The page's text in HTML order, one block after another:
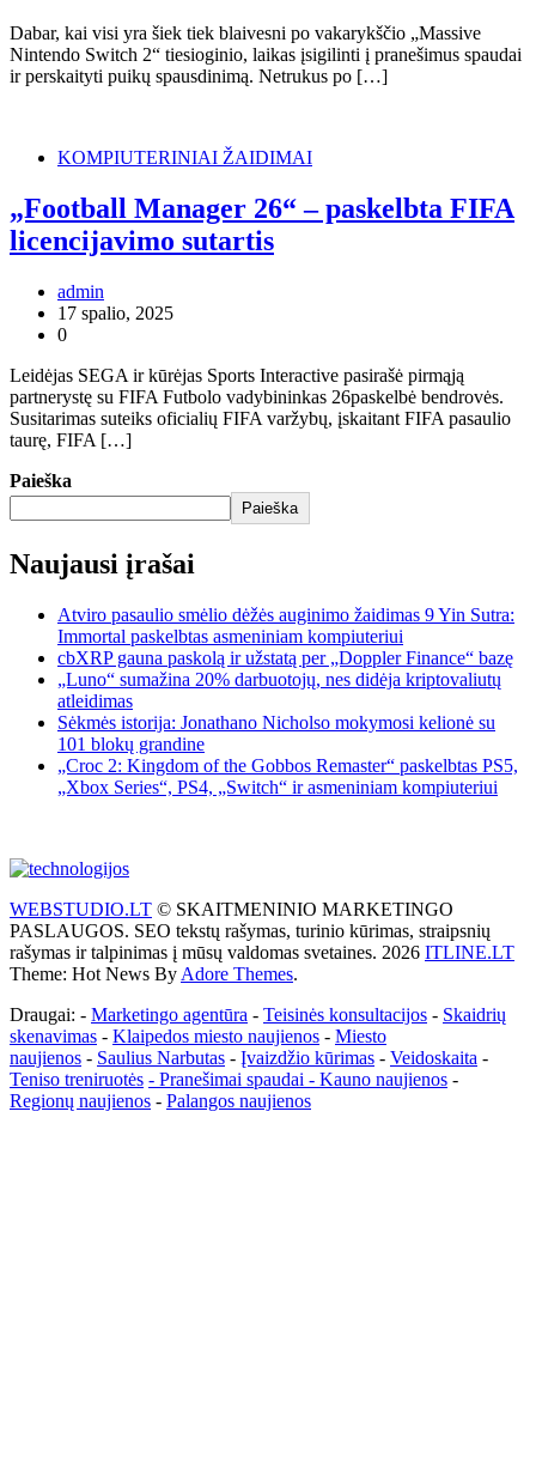
Dabar, kai visi yra šiek tiek blaivesni po vakarykščio „Massive
Nintendo Switch 2“ tiesioginio, laikas įsigilinti į pranešimus spaudai
ir perskaityti puikų spausdinimą. Netrukus po […]
KOMPIUTERINIAI ŽAIDIMAI
„Football Manager 26“ – paskelbta FIFA
licencijavimo sutartis
admin
17 spalio, 2025
0
Leidėjas SEGA ir kūrėjas Sports Interactive pasirašė pirmąją
partnerystę su FIFA Futbolo vadybininkas 26paskelbė bendrovės.
Susitarimas suteiks oficialių FIFA varžybų, įskaitant FIFA pasaulio
taurę, FIFA […]
Paieška
Paieška
Naujausi įrašai
Atviro pasaulio smėlio dėžės auginimo žaidimas 9 Yin Sutra:
Immortal paskelbtas asmeniniam kompiuteriui
cbXRP gauna paskolą ir užstatą per „Doppler Finance“ bazę
„Luno“ sumažina 20% darbuotojų, nes didėja kriptovaliutų
atleidimas
Sėkmės istorija: Jonathano Nicholso mokymosi kelionė su
101 blokų grandine
„Croc 2: Kingdom of the Gobbos Remaster“ paskelbtas PS5,
„Xbox Series“, PS4, „Switch“ ir asmeniniam kompiuteriui
WEBSTUDIO.LT © SKAITMENINIO MARKETINGO
PASLAUGOS. SEO tekstų rašymas, turinio kūrimas, straipsnių
rašymas ir talpinimas į mūsų valdomas svetaines. 2026 ITLINE.LT
Theme: Hot News By Adore Themes.
Draugai: - Marketingo agentūra - Teisinės konsultacijos - Skaidrių
skenavimas - Klaipedos miesto naujienos - Miesto
naujienos - Saulius Narbutas - Įvaizdžio kūrimas - Veidoskaita -
Teniso treniruotės - Pranešimai spaudai - Kauno naujienos -
Regionų naujienos - Palangos naujienos